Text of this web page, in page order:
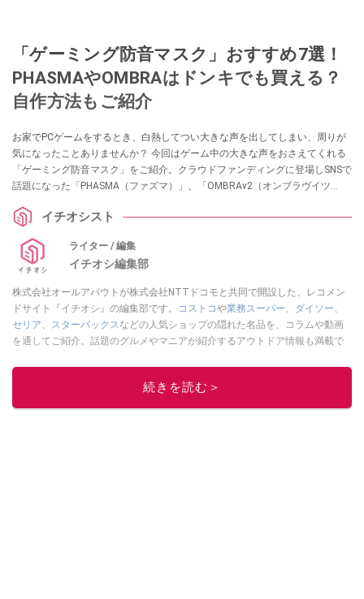
「ゲーミング防音マスク」おすすめ7選！
PHASMAやOMBRAはドンキでも買える？
自作方法もご紹介
お家でPCゲームをするとき、白熱してつい大きな声を出してしまい、周りが
気になったことありませんか？ 今回はゲーム中の大きな声をおさえてくれる
「ゲーミング防音マスク」をご紹介。クラウドファンディングに登場しSNSで
話題になった「PHASMA（ファズマ）」、「OMBRAv2（オンブラヴイツ
すすめ商品もご紹介していきます。
イチオシスト
ライター / 編集
イチオシ編集部
株式会社オールアバウトが株式会社NTTドコモと共同で開設した、レコメン
ドサイト『イチオシ』の編集部です。
コストコや業務スーパー、 ダイソー、
セリア、 スターバックスなどの人気ショップの隠れた名品を、コラムや動画
を通してご紹介。話題のグルメやマニアが紹介するアウトドア情報も満載で
レビューしています。毎日トレンド情報をお届けしているので、ぜひ
してください！続きを読む＞